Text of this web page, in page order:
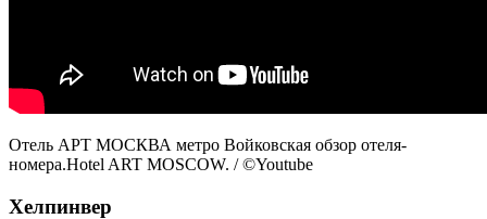
Отель АРТ МОСКВА метро Войковская обзор отеля-
номера.Hotel ART MOSCOW. / ©Youtube
Хелпинвер